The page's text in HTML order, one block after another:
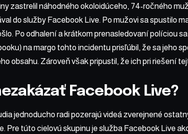
zastrelil náhodného okoloidúceho, 74-ročného
do služby Facebook Live. Po mužovi sa spustilo
Po odhalení a krátkom prenasledovaní políciou
na margo tohto incidentu prisľúbil, že sa jeho
obsahu. Zároveň však pripustil, že ich pri riešení
Facebook Live?
jednoducho radi pozerajú videá zverejnené
Pre túto cielovú skupinu je služba Facebook Live